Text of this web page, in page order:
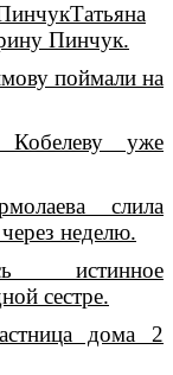
Татьяна
Пинчук.
поймали на
уже
слила
неделю.
истинное
сестре.
дома 2